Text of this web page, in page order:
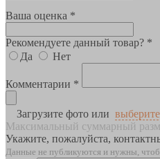
Ваша оценка *
Рекомендуете данный товар? *
Да
Нет
Комментарии *
Загрузите фото или
Максимальный суммарный
Укажите, пожалуйста,
Данные не публикуются и нужны,